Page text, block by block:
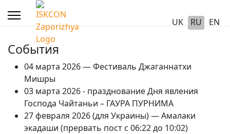
UK RU EN
События
04 марта 2026 — Фестиваль Джаганнатхи
Мишры
03 марта 2026 - празднование Дня явления
Господа Чайтаньи – ГАУРА ПУРНИМА
27 февраля 2026 (для Украины) — Амалаки
экадаши (прервать пост с 06:22 до 10:02)